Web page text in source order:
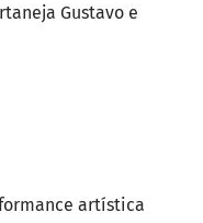
Gustavo e
artística